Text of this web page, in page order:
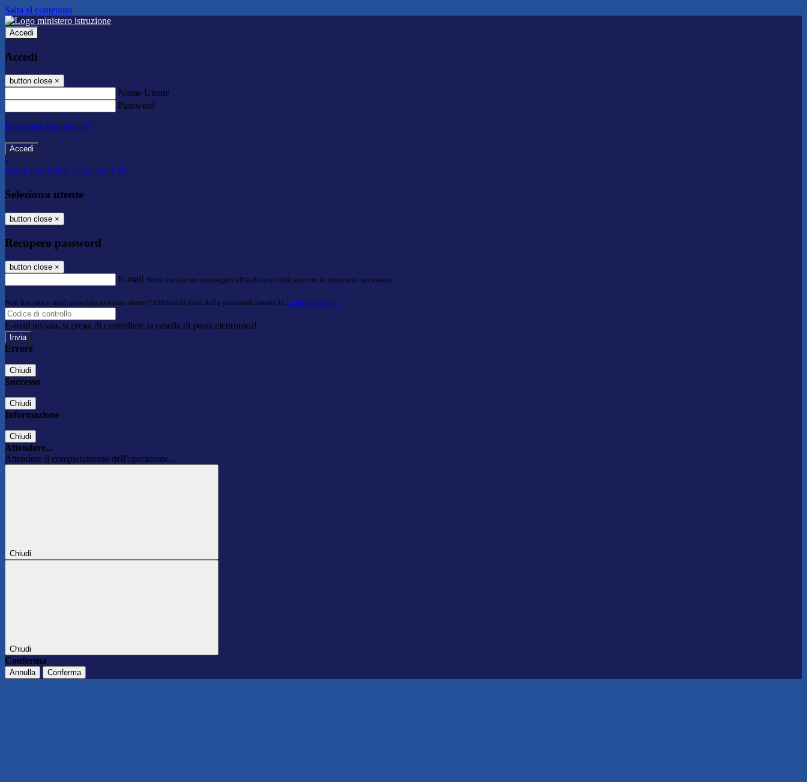
Salta al contenuto
Accedi
Accedi
button close ×
Nome Utente
Password
Password dimenticata?
-
Entra con SPID Entra con CIE
Seleziona utente
button close ×
Recupero password
button close ×
E-mail Verrà inviato un messaggio all'indirizzo indicato con le istruzioni necessarie.
Non hai una e-mail associata al nome utente? Effettua il reset della password tramite la Login Spaggiari
E-mail inviata, si prega di controllare la casella di posta elettronica!
Errore
Chiudi
Successo
Chiudi
Informazione
Chiudi
Attendere...
Attendere il completamento dell'operazione...
Chiudi
Chiudi
Conferma
Annulla Conferma